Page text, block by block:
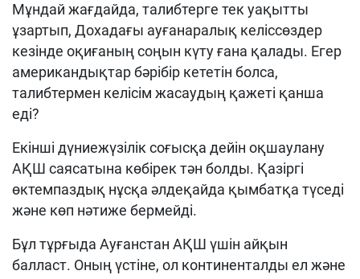
Мұндай жағдайда, талибтерге тек уақытты
ұзартып, Дохадағы ауғанаралық келіссөздер
кезінде оқиғаның соңын күту ғана қалады. Егер
американдықтар бәрібір кететін болса,
талибтермен келісім жасаудың қажеті қанша
еді?
Екінші дүниежүзілік соғысқа дейін оқшаулану
АҚШ саясатына көбірек тән болды. Қазіргі
өктемпаздық нұсқа әлдеқайда қымбатқа түседі
және көп нәтиже бермейді.
Бұл тұрғыда Ауғанстан АҚШ үшін айқын
балласт. Оның үстіне, ол континенталды ел және